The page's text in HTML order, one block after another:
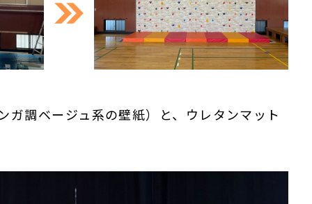
調ベージュ系の壁紙）と、ウレタンマット